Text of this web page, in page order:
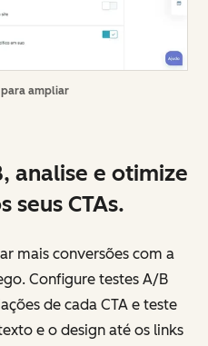
ampliar
analise e otimize
seus CTAs.
mais conversões com a
Configure testes A/B
de cada CTA e teste
e o design até os links